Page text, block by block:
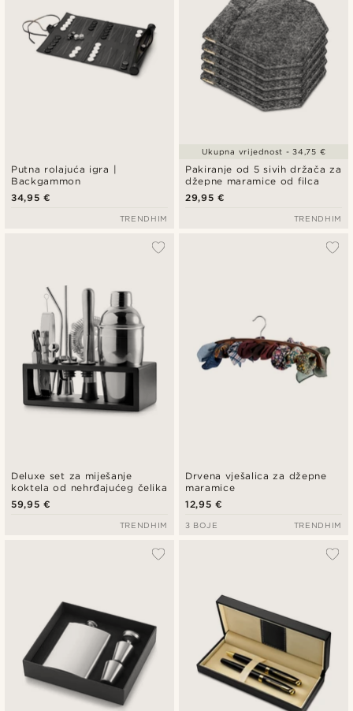
Putna rolajuća igra |
Backgammon
34,95 €
TRENDHIM
Pakiranje od 5 sivih držača za
džepne maramice od filca
29,95 €
Ukupna vrijednost - 34,75 €
TRENDHIM
Deluxe set za miješanje
koktela od nehrđajućeg čelika
59,95 €
TRENDHIM
Drvena vješalica za džepne
maramice
12,95 €
3 BOJE TRENDHIM